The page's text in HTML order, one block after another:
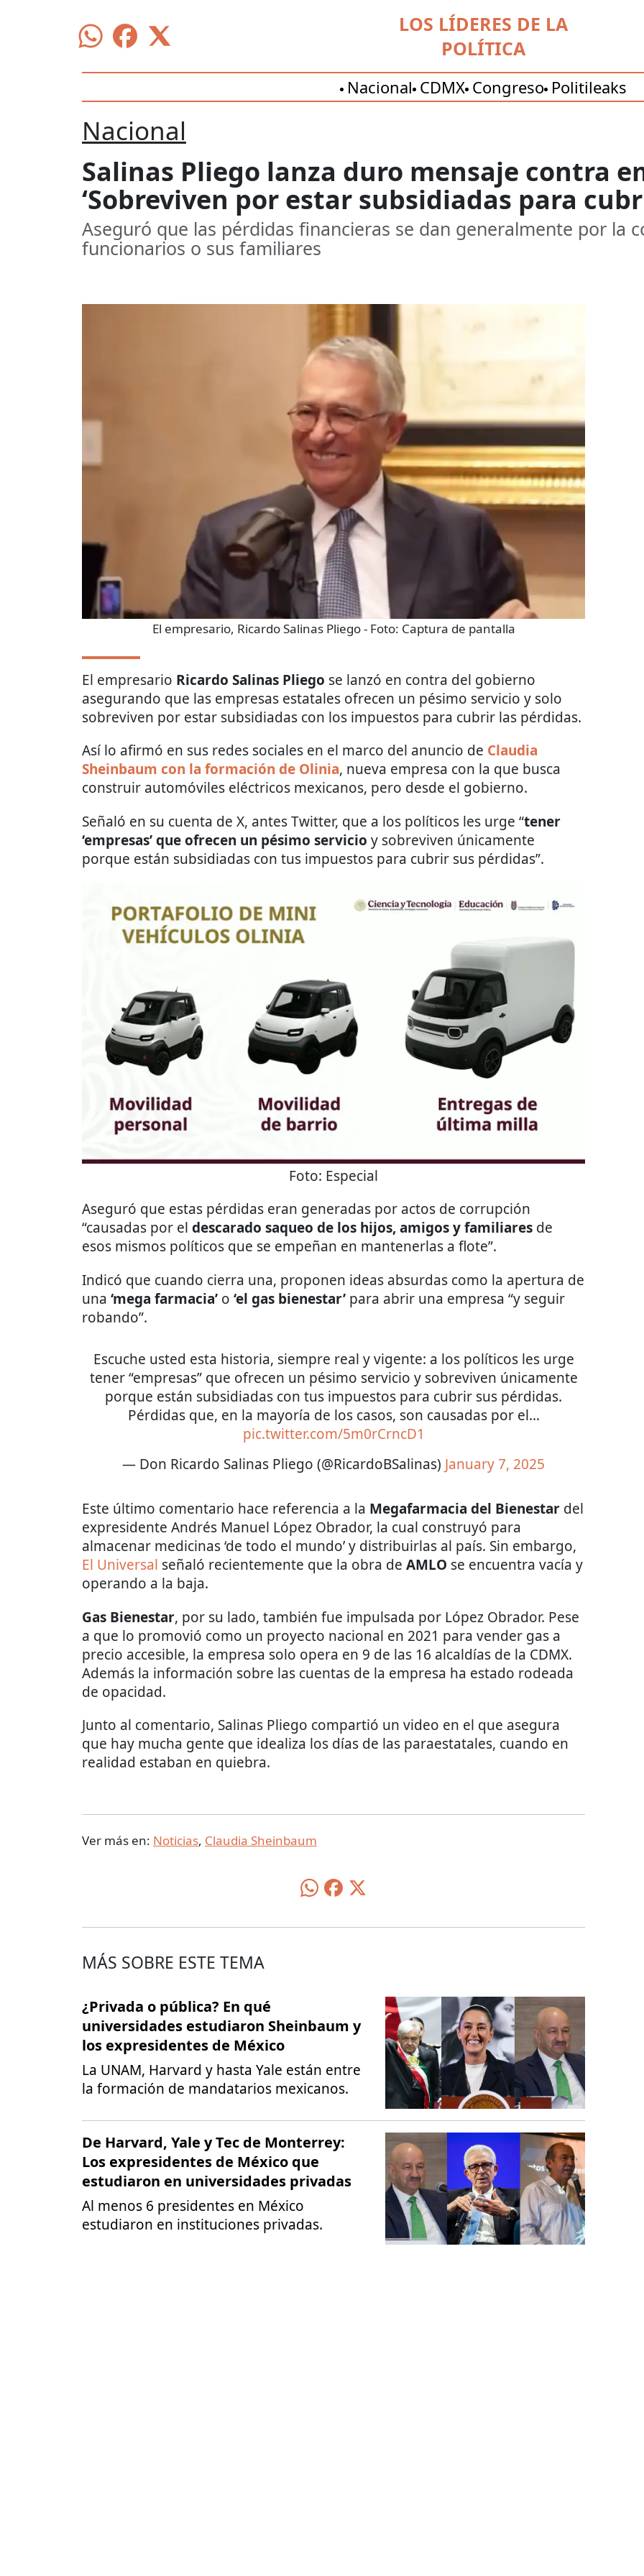
LOS LÍDERES DE LA
POLÍTICA
Nacional CDMX Congreso Politileaks
Nacional
Salinas Pliego lanza duro mensaje contra
‘Sobreviven por estar subsidiadas para
Aseguró que las pérdidas financieras se dan generalmente por la
funcionarios o sus familiares
El empresario, Ricardo Salinas Pliego- Foto: Captura de pantalla
El empresario Ricardo Salinas Pliego se lanzó en contra del gobierno
asegurando que las empresas estatales ofrecen un pésimo servicio y solo
sobreviven por estar subsidiadas con los impuestos para cubrir las pérdidas.
Así lo afirmó en sus redes sociales en el marco del anuncio de Claudia
Sheinbaum con la formación de Olinia, nueva empresa con la que busca
construir automóviles eléctricos mexicanos, pero desde el gobierno.
Señaló en su cuenta de X, antes Twitter, que a los políticos les urge “tener
‘empresas’ que ofrecen un pésimo servicio y sobreviven únicamente
porque están subsidiadas con tus impuestos para cubrir sus pérdidas”.
Foto: Especial
Aseguró que estas pérdidas eran generadas por actos de corrupción
“causadas por el descarado saqueo de los hijos, amigos y familiares de
esos mismos políticos que se empeñan en mantenerlas a flote”.
Indicó que cuando cierra una, proponen ideas absurdas como la apertura de
una ‘mega farmacia’ o ‘el gas bienestar’ para abrir una empresa “y seguir
robando”.
Escuche usted esta historia, siempre real y vigente: a los políticos les urge
tener “empresas” que ofrecen un pésimo servicio y sobreviven únicamente
porque están subsidiadas con tus impuestos para cubrir sus pérdidas.
Pérdidas que, en la mayoría de los casos, son causadas por el…
pic.twitter.com/5m0rCrncD1
— Don Ricardo Salinas Pliego (@RicardoBSalinas) January 7, 2025
Este último comentario hace referencia a la Megafarmacia del Bienestar del
expresidente Andrés Manuel López Obrador, la cual construyó para
almacenar medicinas ‘de todo el mundo’ y distribuirlas al país. Sin embargo,
El Universal señaló recientemente que la obra de AMLO se encuentra vacía y
operando a la baja.
Gas Bienestar, por su lado, también fue impulsada por López Obrador. Pese
a que lo promovió como un proyecto nacional en 2021 para vender gas a
precio accesible, la empresa solo opera en 9 de las 16 alcaldías de la CDMX.
Además la información sobre las cuentas de la empresa ha estado rodeada
de opacidad.
Junto al comentario, Salinas Pliego compartió un video en el que asegura
que hay mucha gente que idealiza los días de las paraestatales, cuando en
realidad estaban en quiebra.
Ver más en: Noticias, Claudia Sheinbaum
MÁS SOBRE ESTE TEMA
¿Privada o pública? En qué
universidades estudiaron Sheinbaum y
los expresidentes de México
La UNAM, Harvard y hasta Yale están entre
la formación de mandatarios mexicanos.
De Harvard, Yale y Tec de Monterrey:
Los expresidentes de México que
estudiaron en universidades privadas
Al menos 6 presidentes en México
estudiaron en instituciones privadas.